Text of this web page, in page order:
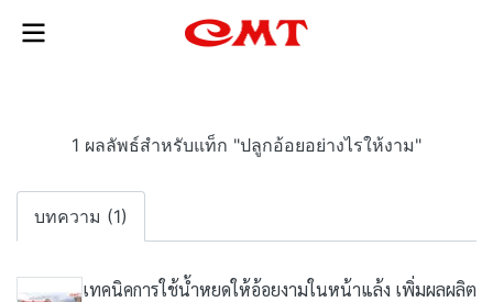
1 ผลลัพธ์สำหรับแท็ก "ปลูกอ้อยอย่างไรให้งาม"
บทความ (1)
เทคนิคการใช้น้ำหยดให้อ้อยงามในหน้าแล้ง เพิ่มผลผลิต